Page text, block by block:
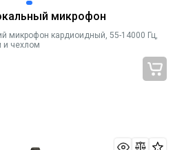
микрофон
микрофон кардиоидный, 55-14000 Гц,
и чехлом